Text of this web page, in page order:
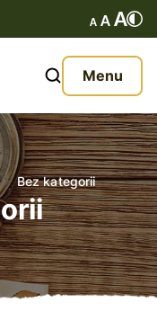
Menu
Bez kategorii